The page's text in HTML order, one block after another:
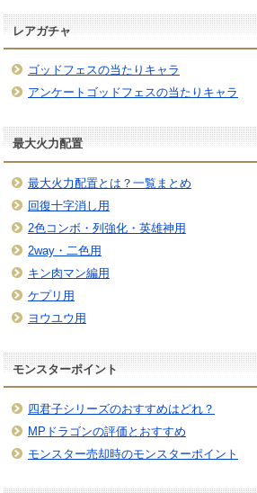
レアガチャ
ゴッドフェスの当たりキャラ
アンケートゴッドフェスの当たりキャラ
最大火力配置
最大火力配置とは？一覧まとめ
回復十字消し用
2色コンボ・列強化・英雄神用
2way・二色用
キン肉マン編用
ケプリ用
ヨウユウ用
モンスターポイント
四君子シリーズのおすすめはどれ？
MPドラゴンの評価とおすすめ
モンスター売却時のモンスターポイント